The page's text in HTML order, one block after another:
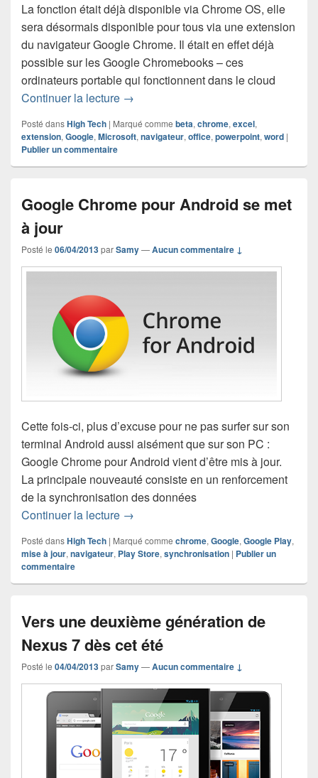
La fonction était déjà disponible via Chrome OS, elle
sera désormais disponible pour tous via une extension
du navigateur Google Chrome. Il était en effet déjà
possible sur les Google Chromebooks – ces
ordinateurs portable qui fonctionnent dans le cloud
Continuer la lecture Une extension pour ouvrir les
→
Posté dansHigh Tech | Marqué comme beta, chrome, excel,
extension, Google, Microsoft, navigateur, office, powerpoint, word |
Publier un commentaire
Google Chrome pour Android se met
à jour
Posté le 06/04/2013parSamy—Aucun commentaire ↓
Cette fois-ci, plus d’excuse pour ne pas surfer sur son
terminal Android aussi aisément que sur son PC :
Google Chrome pour Android vient d’être mis à jour.
La principale nouveauté consiste en un renforcement
de la synchronisation des données
Continuer la lecture Google Chrome pour Android se met
→
Posté dansHigh Tech | Marqué comme chrome, Google, Google Play,
mise à jour, navigateur, Play Store, synchronisation | Publier un
commentaire
Vers une deuxième génération de
Nexus 7 dès cet été
Posté le 04/04/2013parSamy—Aucun commentaire ↓